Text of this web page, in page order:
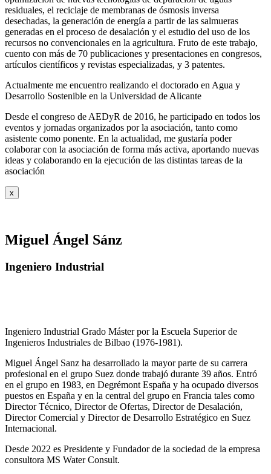
residuales, el reciclaje de membranas de ósmosis inversa
desechadas, la generación de energía a partir de las salmueras
generadas en el proceso de desalación y el estudio del uso de los
recursos no convencionales en la agricultura. Fruto de este trabajo,
cuento con más de 70 publicaciones y presentaciones en congresos,
artículos científicos y revistas especializadas, y 3 patentes.
Actualmente me encuentro realizando el doctorado en Agua y
Desarrollo Sostenible en la Universidad de Alicante
Desde el congreso de AEDyR de 2016, he participado en todos los
eventos y jornadas organizados por la asociación, tanto como
asistente como ponente. En la actualidad, me gustaría poder
colaborar con la asociación de forma más activa, aportando nuevas
ideas y colaborando en la ejecución de las distintas tareas de la
asociación
x
Miguel Ángel Sánz
Ingeniero Industrial
Ingeniero Industrial Grado Máster por la Escuela Superior de
Ingenieros Industriales de Bilbao (1976-1981).
Miguel Ángel Sanz ha desarrollado la mayor parte de su carrera
profesional en el grupo Suez donde trabajó durante 39 años. Entró
en el grupo en 1983, en Degrémont España y ha ocupado diversos
puestos en España y en la central del grupo en Francia tales como
Director Técnico, Director de Ofertas, Director de Desalación,
Director Comercial y Director de Desarrollo Estratégico en Suez
Internacional.
Desde 2022 es Presidente y Fundador de la sociedad de la empresa
consultora MS Water Consult.